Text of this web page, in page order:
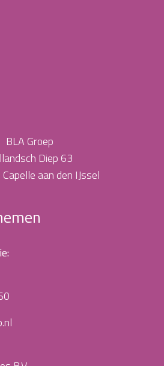
BLA Groep
Diep 63
aan den IJssel